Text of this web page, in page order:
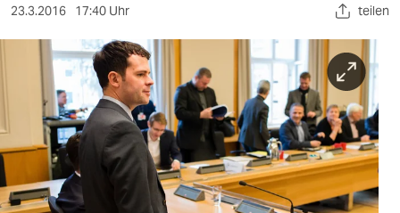
sport
berlin
nord
wahrheit
23.3.2016 17:40 Uhr teilen